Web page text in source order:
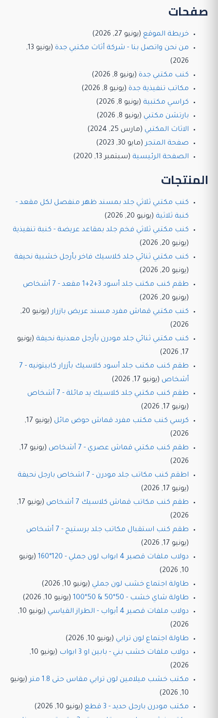
صفحات
خريطة الموقع (يونيو 27, 2026)
من نحن واتصل بنا - شركة أثاث مكتبي جدة
(يونيو 13,
2026)
كنب مكتبي جدة (يونيو 8, 2026)
مكاتب تنفيذية جدة (يونيو 8, 2026)
كراسي مكتبية (يونيو 8, 2026)
بارتشن مكتبي (يونيو 8, 2026)
الاثاث المكتبي (مارس 25, 2024)
صفحة المتجر (مايو 30, 2023)
الصفحة الرئيسية (سبتمبر 13, 2020)
المنتجات
كنب مكتبي ثلاثي جلد بمسند ظهر منفصل لكل مقعد -
كنبة ثلاثية (يونيو 20, 2026)
كنب مكتبي ثلاثي فخم جلد بمقاعد عريضة - كنبة تنفيذية
(يونيو 20, 2026)
كنب مكتبي ثنائي جلد كلاسيك فاخر بأرجل خشبية نحيفة
(يونيو 20, 2026)
طقم كنب مكتب جلد أسود 3+2+1 مقعد - 7 أشخاص
(يونيو 20, 2026)
كنب مكتبي قماش مفرد مسند عريض بازرار
(يونيو 20,
2026)
كنب مكتبي ثنائي جلد مودرن بأرجل معدنية نحيفة (يونيو
17, 2026)
طقم كنب مكتب جلد أسود كلاسيك بأزرار كابيتونيه - 7
أشخاص (يونيو 17, 2026)
طقم كنب مكتبي جلد كلاسيك يد مائلة - 7 أشخاص
(يونيو 17, 2026)
كرسي كنب مكتب مفرد قماش حوض مائل
(يونيو 17,
2026)
طقم كنب مكتبي قماش عصري - 7 أشخاص
(يونيو 17,
2026)
اطقم كنب مكاتب جلد مودرن - 7 اشخاص بارجل نحيفة
(يونيو 17, 2026)
طقم كنب مكاتب قماش كلاسيك 7 أشخاص
(يونيو 17,
2026)
طقم كنب استقبال مكاتب جلد برستيج - 7 أشخاص
(يونيو 17, 2026)
دولاب ملفات قصير 4 ابواب لون جملي - 120*160
(يونيو
10, 2026)
طاولة اجتماع خشب لون جملي (يونيو 10, 2026)
طاولة شاي خشب - 50*50 & 50*100
(يونيو 10, 2026)
دولاب ملفات قصير 4 أبواب - الطراز القياسي
(يونيو 10,
2026)
طاولة اجتماع لون ترابي (يونيو 10, 2026)
دولاب ملفات خشب بني - بابين او 3 ابواب
(يونيو 10,
2026)
مكتب خشب ميلامين لون ترابي مقاس حتى 1.8 متر
(يونيو
10, 2026)
مكتب مودرن بارجل حديد - 3 قطع
(يونيو 10, 2026)